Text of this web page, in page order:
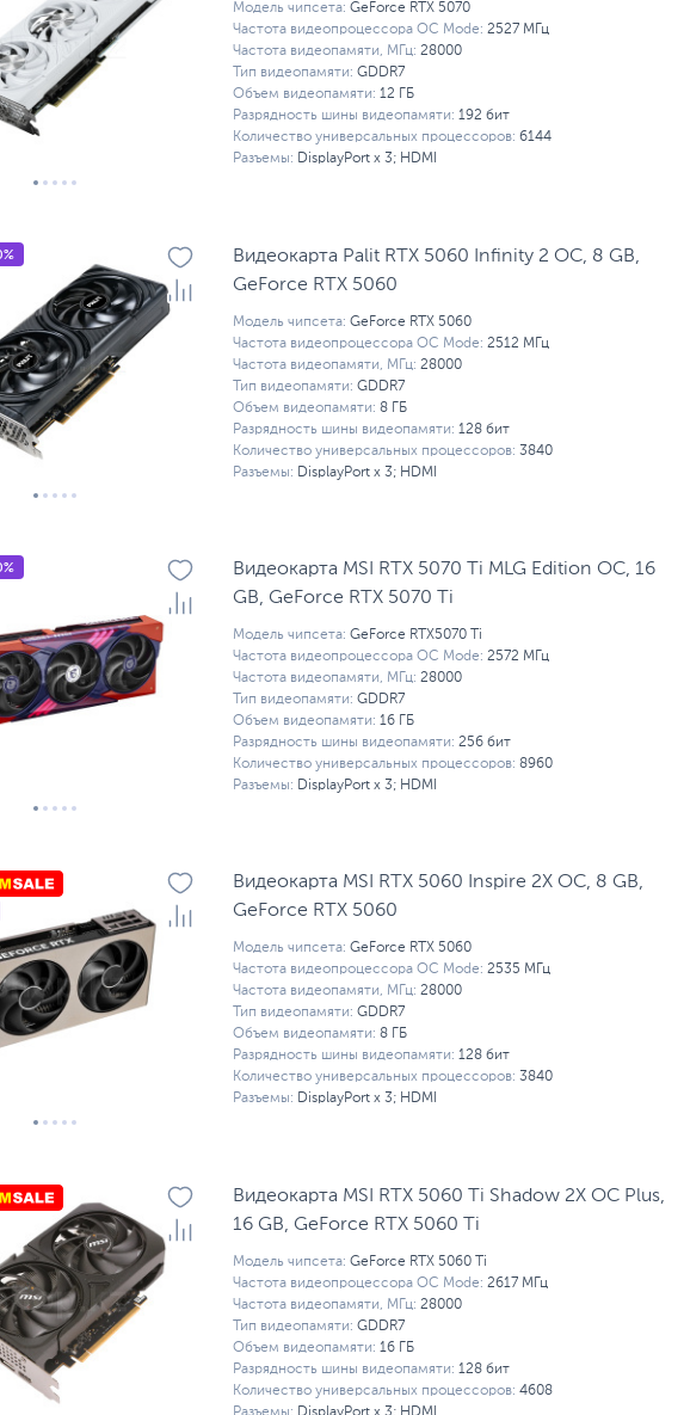
Модель чипсета: GeForce RTX 5070
Частота видеопроцессора OC Mode: 2527 МГц
Частота видеопамяти, МГц: 28000
Тип видеопамяти: GDDR7
Объем видеопамяти: 12 ГБ
Разрядность шины видеопамяти: 192 бит
Количество универсальных процессоров: 6144
Разъемы: DisplayPort x 3; HDMI
Видеокарта Palit RTX 5060 Infinity 2 OC, 8 GB,
GeForсe RTX 5060
Модель чипсета: GeForсe RTX 5060
Частота видеопроцессора OC Mode: 2512 МГц
Частота видеопамяти, МГц: 28000
Тип видеопамяти: GDDR7
Объем видеопамяти: 8 ГБ
Разрядность шины видеопамяти: 128 бит
Количество универсальных процессоров: 3840
Разъемы: DisplayPort x 3; HDMI
Видеокарта MSI RTX 5070 Ti MLG Edition OC, 16
GB, GeForce RTX 5070 Ti
Модель чипсета: GeForce RTX5070 Ti
Частота видеопроцессора OC Mode: 2572 МГц
Частота видеопамяти, МГц: 28000
Тип видеопамяти: GDDR7
Объем видеопамяти: 16 ГБ
Разрядность шины видеопамяти: 256 бит
Количество универсальных процессоров: 8960
Разъемы: DisplayPort x 3; HDMI
Видеокарта MSI RTX 5060 Inspire 2X OC, 8 GB,
GeForсe RTX 5060
Модель чипсета: GeForce RTX 5060
Частота видеопроцессора OC Mode: 2535 МГц
Частота видеопамяти, МГц: 28000
Тип видеопамяти: GDDR7
Объем видеопамяти: 8 ГБ
Разрядность шины видеопамяти: 128 бит
Количество универсальных процессоров: 3840
Разъемы: DisplayPort x 3; HDMI
Видеокарта MSI RTX 5060 Ti Shadow 2X OC Plus,
16 GB, GeForce RTX 5060 Ti
Модель чипсета: GeForce RTX 5060 Ti
Частота видеопроцессора OC Mode: 2617 МГц
Частота видеопамяти, МГц: 28000
Тип видеопамяти: GDDR7
Объем видеопамяти: 16 ГБ
Разрядность шины видеопамяти: 128 бит
Количество универсальных процессоров: 4608